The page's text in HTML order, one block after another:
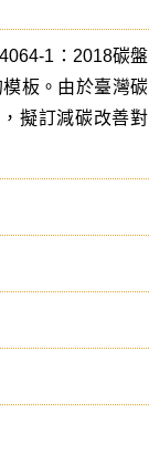
1：2018碳盤
板。由於臺灣碳
擬訂減碳改善對